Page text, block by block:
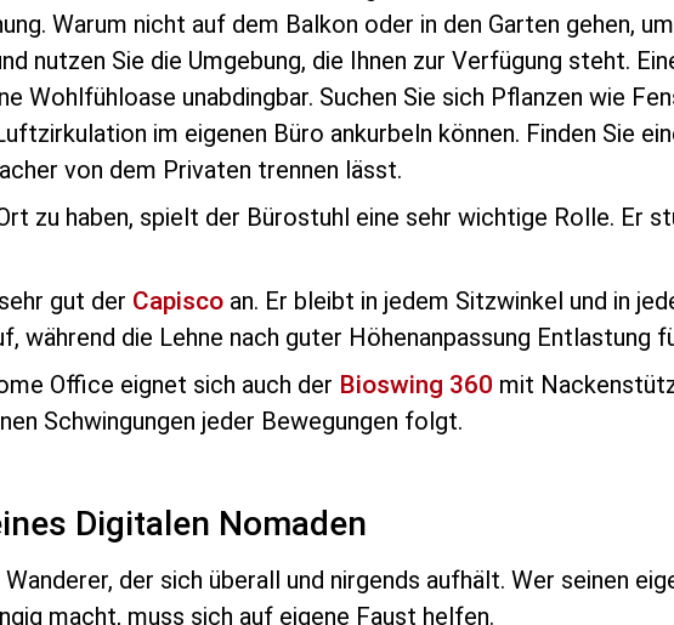
Warum nicht auf dem Balkon oder in den Garten gehen,
nutzen Sie die Umgebung, die Ihnen zur Verfügung steht.
Wohlfühloase unabdingbar. Suchen Sie sich Pflanzen wie
im eigenen Büro ankurbeln können. Finden Sie
von dem Privaten trennen lässt.
zu haben, spielt der Bürostuhl eine sehr wichtige Rolle. Er
gut der Capisco an. Er bleibt in jedem Sitzwinkel und in
während die Lehne nach guter Höhenanpassung Entlastung
Office eignet sich auch der Bioswing 360 mit
Schwingungen jeder Bewegungen folgt.
Digitalen Nomaden
der sich überall und nirgends aufhält. Wer seinen
macht, muss sich auf eigene Faust helfen.